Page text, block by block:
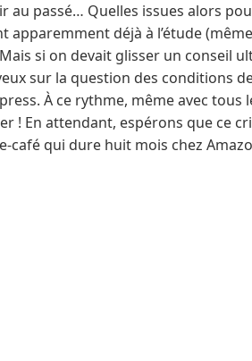
passé… Quelles issues alors
déjà à l’étude
si on devait glisser un conseil
sur la question des conditions
À ce rythme, même avec
! En attendant, espérons que ce
café qui dure huit mois chez